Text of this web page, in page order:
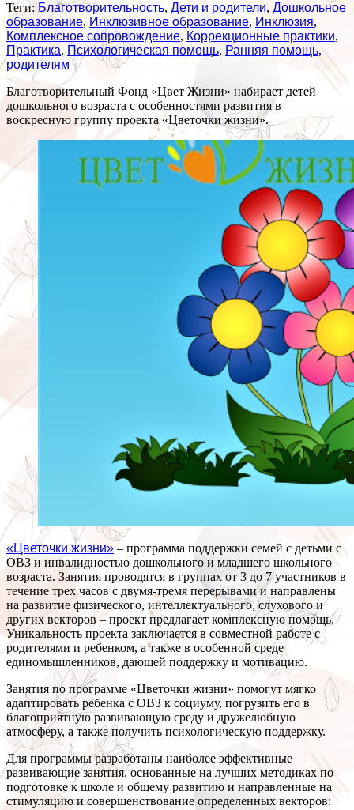
Теги:Благотворительность, Дети и родители, Дошкольное
образование, Инклюзивное образование, Инклюзия,
Комплексное сопровождение, Коррекционные практики,
Практика, Психологическая помощь, Ранняя помощь,
родителям
Благотворительный Фонд «Цвет Жизни» набирает детей
дошкольного возраста с особенностями развития в
воскресную группу проекта «Цветочки жизни».
«Цветочки жизни» – программа поддержки семей с детьми с
ОВЗ и инвалидностью дошкольного и младшего школьного
возраста. Занятия проводятся в группах от 3 до 7 участников в
течение трех часов с двумя-тремя перерывами и направлены
на развитие физического, интеллектуального, слухового и
других векторов – проект предлагает комплексную помощь.
Уникальность проекта заключается в совместной работе с
родителями и ребенком, а также в особенной среде
единомышленников, дающей поддержку и мотивацию.
Занятия по программе «Цветочки жизни» помогут мягко
адаптировать ребенка с ОВЗ к социуму, погрузить его в
благоприятную развивающую среду и дружелюбную
атмосферу, а также получить психологическую поддержку.
Для программы разработаны наиболее эффективные
развивающие занятия, основанные на лучших методиках по
подготовке к школе и общему развитию и направленные на
стимуляцию и совершенствование определенных векторов: